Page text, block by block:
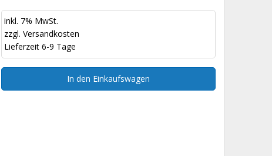
inkl. 7% MwSt.
zzgl. Versandkosten
Lieferzeit 6-9 Tage
In den Einkaufswagen